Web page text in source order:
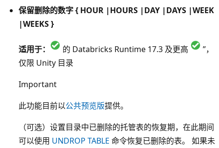
保留删除的数字 { HOUR |HOURS |DAY |DAYS |WEEK
|WEEKS }
适用于： 的 Databricks Runtime 17.3 及更高
”，
仅限 Unity 目录
Important
此功能目前以公共预览版提供。
（可选）设置目录中已删除的托管表的恢复期，在此期间
可以使用 UNDROP TABLE 命令恢复已删除的表。 如果未